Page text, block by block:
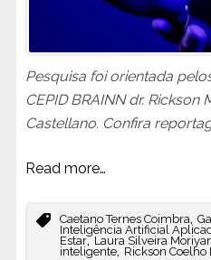
Pesquisa foi orientada
CEPID BRAINN dr. Rickson
Castellano. Confira
Read more…
Caetano Ternes Coimbra
Inteligência Artificial
Estar, Laura Silveira
inteligente, Rickson Coelho